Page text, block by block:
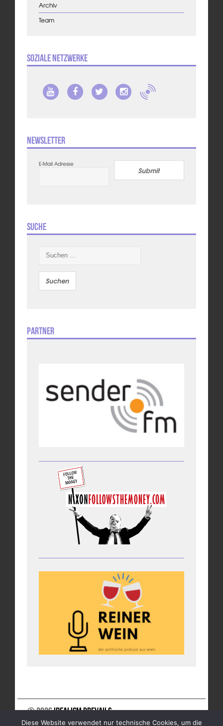
Archiv
Team
Soziale Netzwerke
Newsletter
E-Mail Adresse
Submit
Suche
nach:
Partner
© 2026Idealism Prevails
Diese Website verwendet nur technische Cookies, um die